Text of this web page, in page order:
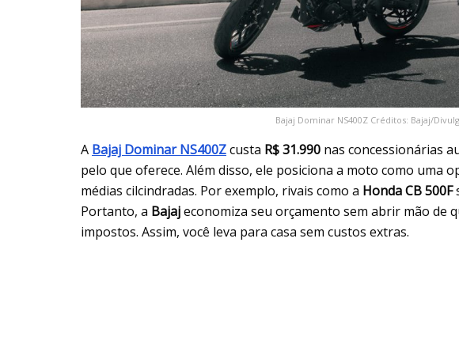
Bajaj Dominar NS400Z Créditos: Bajaj/
A Bajaj Dominar NS400Zcusta R$ 31.990 nas concessionárias
pelo que oferece. Além disso, ele posiciona a moto como uma
médias cilcindradas. Por exemplo, rivais como a Honda CB 500F
Portanto, a Bajajeconomiza seu orçamento sem abrir mão de
impostos. Assim, você leva para casa sem custos extras.